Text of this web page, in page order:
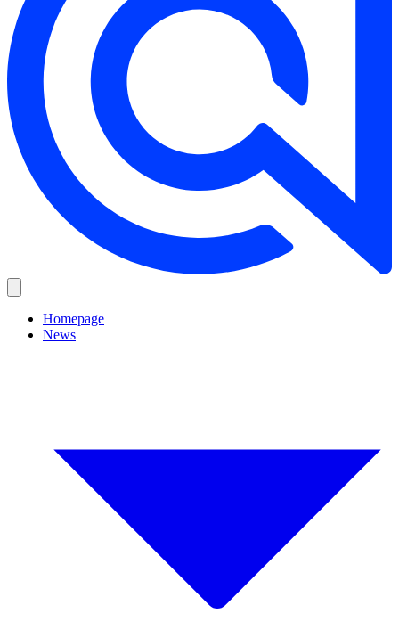
Homepage
News